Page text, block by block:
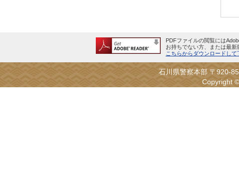
PDFファイルの閲覧には
お持ちでない方、または最新
こちらからダウンロードして
石川県警察本部 〒920-
Copyright ©